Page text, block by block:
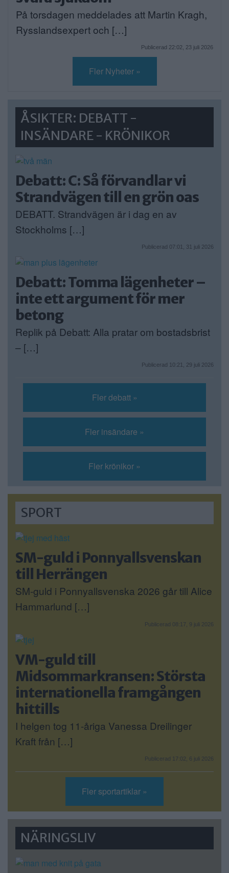
På torsdagen meddelades att Martin Kragh,
Rysslandsexpert och […]
Publicerad 22:02, 23 juli 2026
Fler Nyheter »
ÅSIKTER: DEBATT -
INSÄNDARE - KRÖNIKOR
Debatt: C: Så förvandlar vi
Strandvägen till en grön oas
DEBATT. Strandvägen är i dag en av
Stockholms […]
Publicerad 07:01, 31 juli 2026
Debatt: Tomma lägenheter –
inte ett argument för mer
betong
Replik på Debatt: Alla pratar om bostadsbrist
– […]
Publicerad 10:21, 29 juli 2026
Fler debatt »
Fler insändare »
Fler krönikor »
SPORT
SM-guld i Ponnyallsvenskan
till Herrängen
SM-guld i Ponnyallsvenska 2026 går till Alice
Hammarlund […]
Publicerad 08:17, 9 juli 2026
VM-guld till
Midsommarkransen: Största
internationella framgången
hittills
I helgen tog 11-åriga Vanessa Dreilinger
Kraft från […]
Publicerad 17:02, 6 juli 2026
Fler sportartiklar »
NÄRINGSLIV